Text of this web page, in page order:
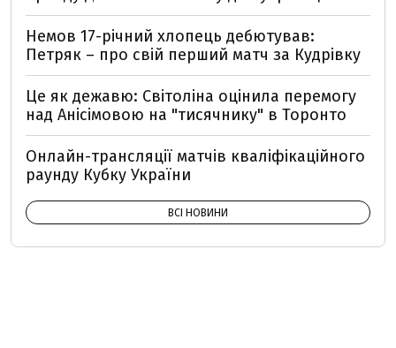
Немов 17-річний хлопець дебютував:
Петряк – про свій перший матч за Кудрівку
Це як дежавю: Світоліна оцінила перемогу
над Анісімовою на "тисячнику" в Торонто
Онлайн-трансляції матчів кваліфікаційного
раунду Кубку України
ВСІ НОВИНИ